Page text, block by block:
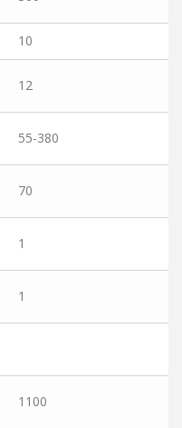
10
12
55-380
70
1
1
1100